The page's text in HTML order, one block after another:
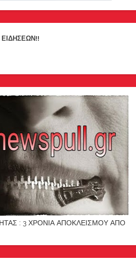
ΕΙΔΗΣΕΩΝ!!
: 3 ΧΡΟΝΙΑ ΑΠΟΚΛΕΙΣΜΟΥ ΑΠΟ